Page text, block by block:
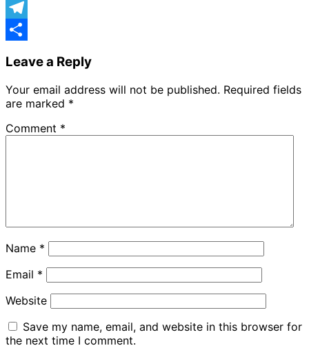
X
Telegram
Leave a Reply
Your email address will not be published. Required fields
are marked *
Comment *
Name *
Email *
Website
Save my name, email, and website in this browser for
the next time I comment.